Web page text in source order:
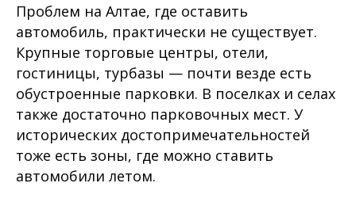
Проблем на Алтае, где оставить
автомобиль, практически не существует.
Крупные торговые центры, отели,
гостиницы, турбазы — почти везде есть
обустроенные парковки. В поселках и селах
также достаточно парковочных мест. У
исторических достопримечательностей
тоже есть зоны, где можно ставить
автомобили летом.